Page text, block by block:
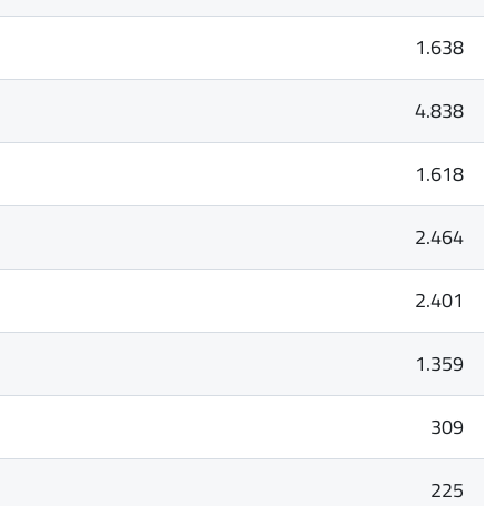
1.638
4.838
1.618
2.464
2.401
1.359
309
225